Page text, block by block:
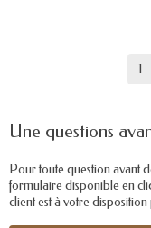
Une questions
Pour toute question avant
formulaire disponible en
client est à votre